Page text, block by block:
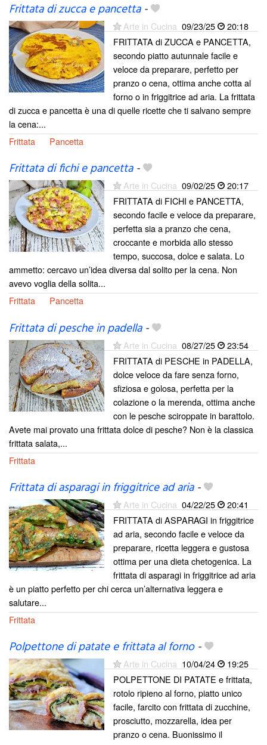
Frittata di zucca e pancetta-
Arte in Cucina 09/23/25
20:18
FRITTATA di ZUCCA e PANCETTA,
secondo piatto autunnale facile e
veloce da preparare, perfetto per
pranzo o cena, ottima anche cotta al
forno o in friggitrice ad aria. La frittata
di zucca e pancetta è una di quelle ricette che ti salvano sempre
la cena:...
Frittata
Pancetta
Frittata di fichi e pancetta-
Arte in Cucina 09/02/25
20:17
FRITTATA di FICHI e PANCETTA,
secondo facile e veloce da preparare,
perfetta sia a pranzo che cena,
croccante e morbida allo stesso
tempo, succosa, dolce e salata. Lo
ammetto: cercavo un’idea diversa dal solito per la cena. Non
avevo voglia della solita...
Frittata
Pancetta
Frittata di pesche in padella-
Arte in Cucina 08/27/25
23:54
FRITTATA di PESCHE in PADELLA,
dolce veloce da fare senza forno,
sfiziosa e golosa, perfetta per la
colazione o la merenda, ottima anche
con le pesche sciroppate in barattolo.
Avete mai provato una frittata dolce di pesche? Non è la classica
frittata salata,...
Frittata
Frittata di asparagi in friggitrice ad aria-
Arte in Cucina 04/22/25
20:41
FRITTATA di ASPARAGI in friggitrice
ad aria, secondo facile e veloce da
preparare, ricetta leggera e gustosa
ottima per una dieta chetogenica. La
frittata di asparagi in friggitrice ad aria
è un piatto perfetto per chi cerca un’alternativa leggera e
salutare...
Frittata
Polpettone di patate e frittata al forno-
Arte in Cucina 10/04/24
19:25
POLPETTONE DI PATATE e frittata,
rotolo ripieno al forno, piatto unico
facile, farcito con frittata di zucchine,
prosciutto, mozzarella, idea per
pranzo o cena. Buonissimo il